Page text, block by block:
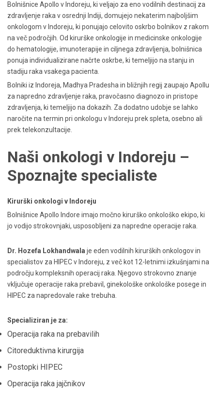
Bolnišnice Apollo v Indoreju, ki veljajo za eno vodilnih destinacij za
zdravljenje raka v osrednji Indiji, domujejo nekaterim najboljšim
onkologom v Indoreju, ki ponujajo celovito oskrbo bolnikov z rakom
na več področjih. Od kirurške onkologije in medicinske onkologije
do hematologije, imunoterapije in ciljnega zdravljenja, bolnišnica
ponuja individualizirane načrte oskrbe, ki temeljijo na stanju in
stadiju raka vsakega pacienta.
Bolniki iz Indoreja, Madhya Pradesha in bližnjih regij zaupajo Apollu
za napredno zdravljenje raka, pravočasno diagnozo in pristope
zdravljenja, ki temeljijo na dokazih. Za dodatno udobje se lahko
naročite na termin pri onkologu v Indoreju prek spleta, osebno ali
prek telekonzultacije.
Naši onkologi v Indoreju –
Spoznajte specialiste
Kirurški onkologi v Indoreju
Bolnišnice Apollo Indore imajo močno kirurško onkološko ekipo, ki
jo vodijo strokovnjaki, usposobljeni za napredne operacije raka.
Dr. Hozefa Lokhandwala je eden vodilnih kirurških onkologov in
specialistov za HIPEC v Indoreju, z več kot 12-letnimi izkušnjami na
področju kompleksnih operacij raka. Njegovo strokovno znanje
vključuje operacije raka prebavil, ginekološke onkološke posege in
HIPEC za napredovale rake trebuha.
Specializiran je za:
Operacija raka na prebavilih
Citoreduktivna kirurgija
Postopki HIPEC
Operacija raka jajčnikov